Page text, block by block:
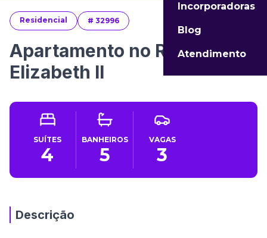
Incorporadoras
Blog
Atendimento
Residencial # 32996
Apartamento no Royal Home
Elizabeth II
SUÍTES
4
BANHEIROS
5
VAGAS
3
Descrição